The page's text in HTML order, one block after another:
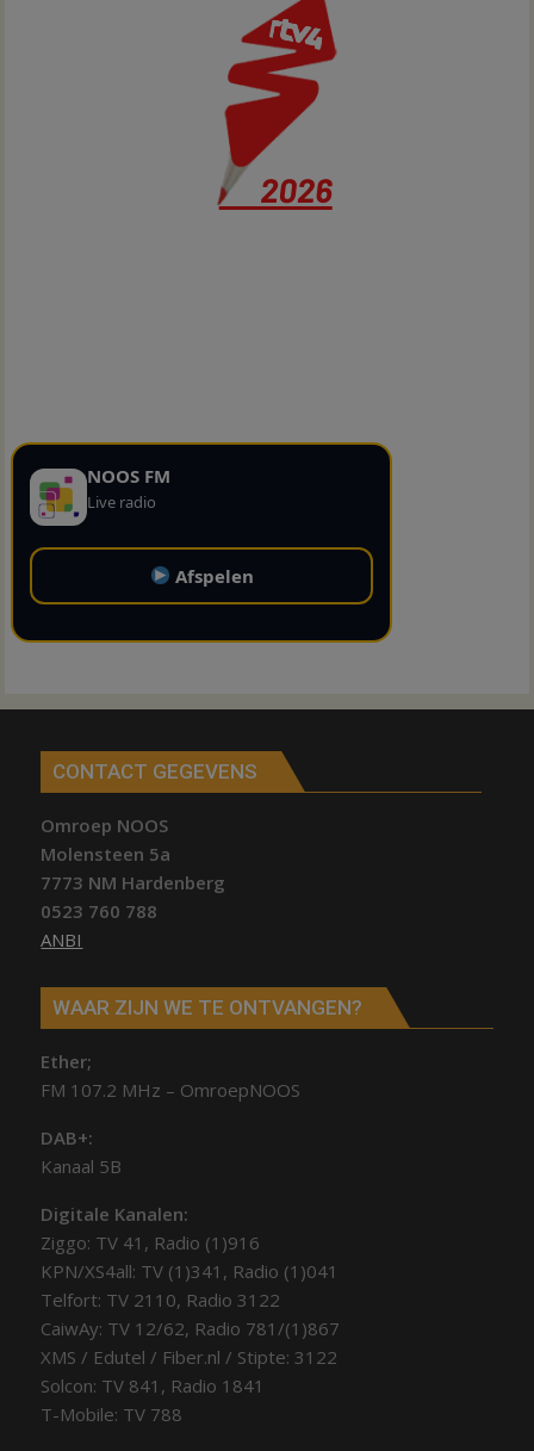
NOOS FM
Live radio
Afspelen
CONTACT GEGEVENS
Omroep NOOS
Molensteen 5a
7773 NM Hardenberg
0523 760 788
ANBI
WAAR ZIJN WE TE ONTVANGEN?
Ether;
FM 107.2 MHz – OmroepNOOS
DAB+:
Kanaal 5B
Digitale Kanalen:
Ziggo: TV 41, Radio (1)916
KPN/XS4all: TV (1)341, Radio (1)041
Telfort: TV 2110, Radio 3122
CaiwAy: TV 12/62, Radio 781/(1)867
XMS / Edutel / Fiber.nl / Stipte: 3122
Solcon: TV 841, Radio 1841
T-Mobile: TV 788